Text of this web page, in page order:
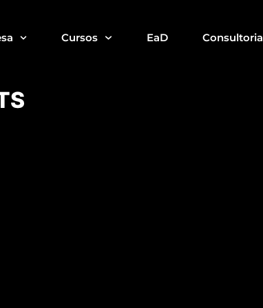
Cursos EaD Consultoria